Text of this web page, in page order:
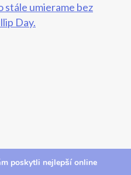
stále umierame bez
Day.
poskytli nejlepší online